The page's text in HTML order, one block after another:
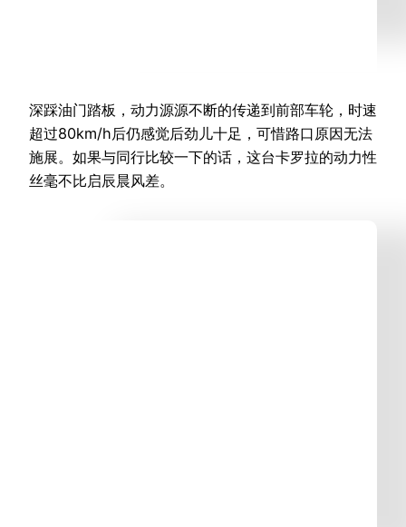
深踩油门踏板，动力源源不断的传递到前部车轮，时速
超过80km/h后仍感觉后劲儿十足，可惜路口原因无法
施展。如果与同行比较一下的话，这台卡罗拉的动力性
丝毫不比启辰晨风差。